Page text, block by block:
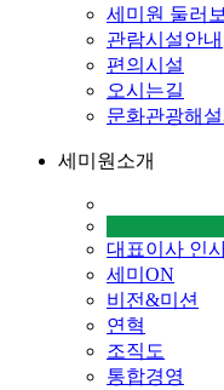
세미원 둘러보
관람시설안내
편의시설
오시는길
문화관광해
세미원소개
대표이사 인
세미ON
비전&미션
연혁
조직도
통합경영